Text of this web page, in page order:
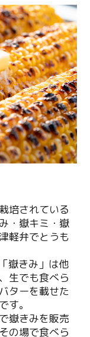
培されている
・嶽キミ・嶽
軽弁でとうも
嶽きみ」は他
生でも食べら
ターを載せた
す。
嶽きみを販売
の場で食べら